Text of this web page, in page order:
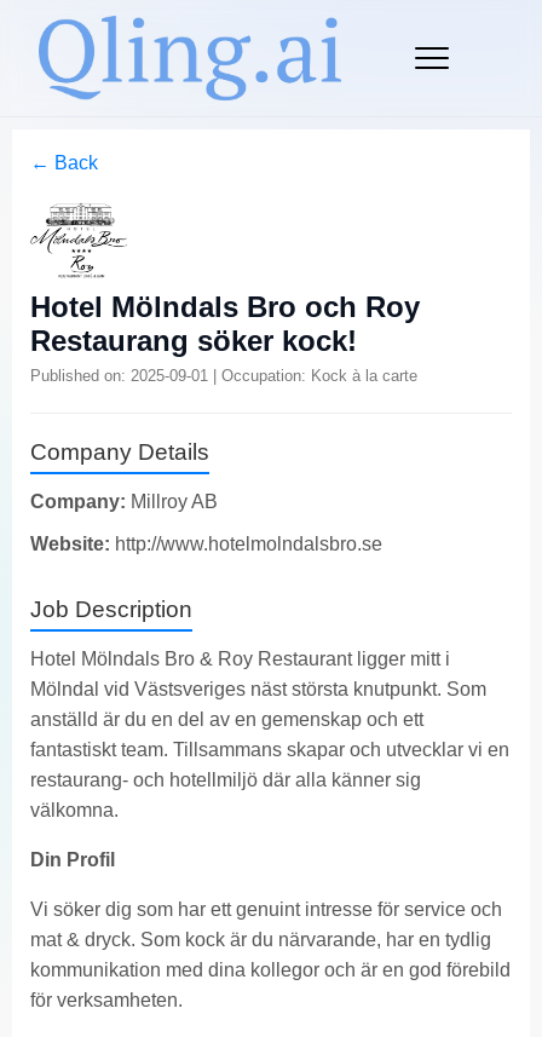
← Back
Hotel Mölndals Bro och Roy
Restaurang söker kock!
Published on: 2025-09-01 | Occupation: Kock à la carte
Company Details
Company: Millroy AB
Website: http://www.hotelmolndalsbro.se
Job Description
Hotel Mölndals Bro & Roy Restaurant ligger mitt i
Mölndal vid Västsveriges näst största knutpunkt. Som
anställd är du en del av en gemenskap och ett
fantastiskt team. Tillsammans skapar och utvecklar vi en
restaurang- och hotellmiljö där alla känner sig
välkomna.
Din Profil
Vi söker dig som har ett genuint intresse för service och
mat & dryck. Som kock är du närvarande, har en tydlig
kommunikation med dina kollegor och är en god förebild
för verksamheten.